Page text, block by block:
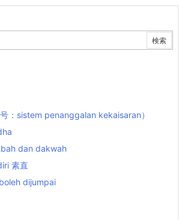
：sistem penanggalan kekaisaran）
dan dakwah
素直
dijumpai